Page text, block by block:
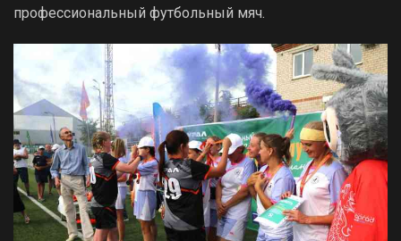
профессиональный футбольный мяч.